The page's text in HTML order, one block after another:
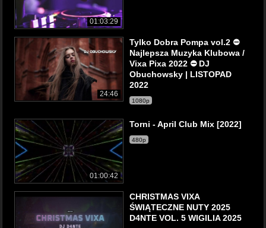
01:03:29
24:46
Tylko Dobra Pompa vol.2 ⛔
Najlepsza Muzyka Klubowa /
Vixa Pixa 2022 ⛔ DJ
Obuchowsky | LISTOPAD
2022
1080p
01:00:42
Torni - April Club Mix [2022]
480p
CHRISTMAS VIXA
ŚWIĄTECZNE NUTY 2025
D4NTE VOL. 5 WIGILIA 2025